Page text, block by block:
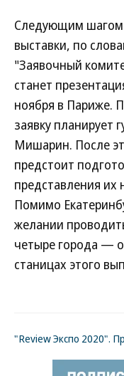
Следующим шагом
выставки, по
"Заявочный
станет
ноября в Париже.
заявку планирует
Мишарин. После
предстоит
представления их
Помимо
желании
четыре города —
станицах этого
"Review Экспо 2020".